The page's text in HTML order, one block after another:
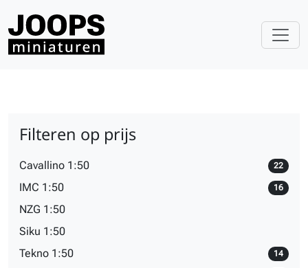
Filteren op prijs
Cavallino 1:50 22
IMC 1:50 16
NZG 1:50
Siku 1:50
Tekno 1:50
14